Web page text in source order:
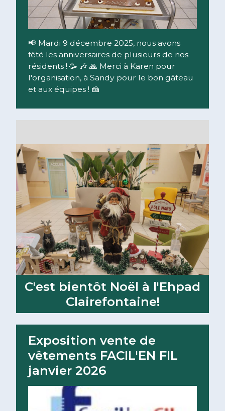
📢 Mardi 9 décembre 2025, nous avons
fêté les anniversaires de plusieurs de nos
résidents ! 🥳 🎶 🙏 Merci à Karen pour
l'organisation, à Sandy pour le bon gâteau
et aux équipes ! 🍰
C'est bientôt Noël à l'Ehpad
Clairefontaine!
Lire la suite
Exposition vente de
vêtements FACIL'EN FIL
janvier 2026